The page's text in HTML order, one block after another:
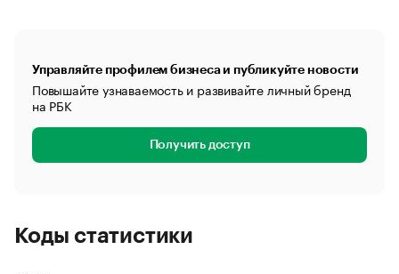
Управляйте профилем бизнеса и публикуйте новости
Повышайте узнаваемость и развивайте личный бренд
на РБК
Получить доступ
Коды статистики